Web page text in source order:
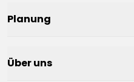
Planung
Über uns